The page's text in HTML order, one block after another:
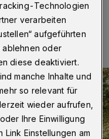
Lesezeit
Technologien
verarbeiten
aufgeführten
ablehnen oder
diese deaktiviert.
manche Inhalte und
so relevant für
wieder aufrufen,
Ihre Einwilligung
Einstellungen am